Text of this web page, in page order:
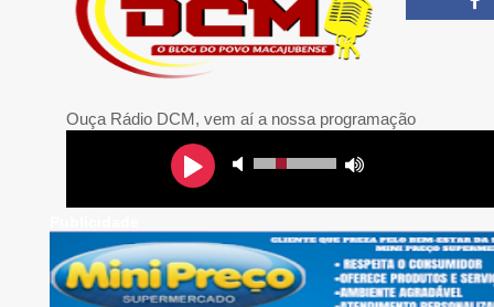
Ouça Rádio DCM, vem aí a nossa programação